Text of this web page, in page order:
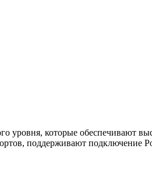
уровня, которые обеспечивают
поддерживают подключение